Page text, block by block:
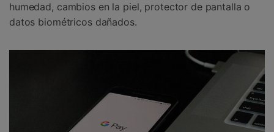
humedad, cambios en la piel, protector de pantalla o
datos biométricos dañados.